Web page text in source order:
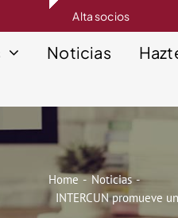
Alta socios
Noticias
Home
Noticias
INTERCUN promueve